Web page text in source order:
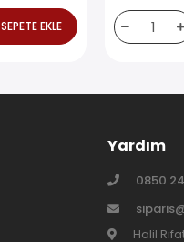
SEPETE EKLE
Yardım
0850
Halil